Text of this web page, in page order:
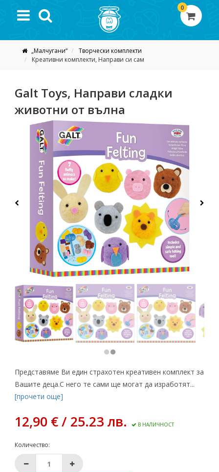
0
„Малчугани“
Творчески комплекти
Креативни комплекти, Направи си сам
Galt Toys, Направи сладки
животни от вълна
Представяме Ви един страхотен креативен комплект за
Вашите деца.С него те сами ще могат да изработят...
[прочети още]
12,90 € / 25.23 лв. В НАЛИЧНОСТ
Количество: